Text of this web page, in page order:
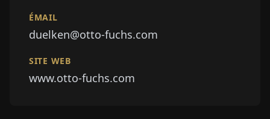
ÉMAIL
duelken@otto-fuchs.com
SITE WEB
www.otto-fuchs.com